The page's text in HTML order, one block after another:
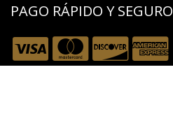
PAGO RÁPIDO Y SEGURO